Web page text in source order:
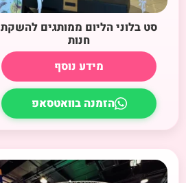
סט בלוני הליום ממותגים להשקת
חנות
מידע נוסף
הזמנה בוואטסאפ